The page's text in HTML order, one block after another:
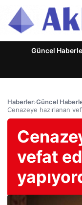
Güncel
Haberler›Güncel
Cenazeye hazırlanan
vefat